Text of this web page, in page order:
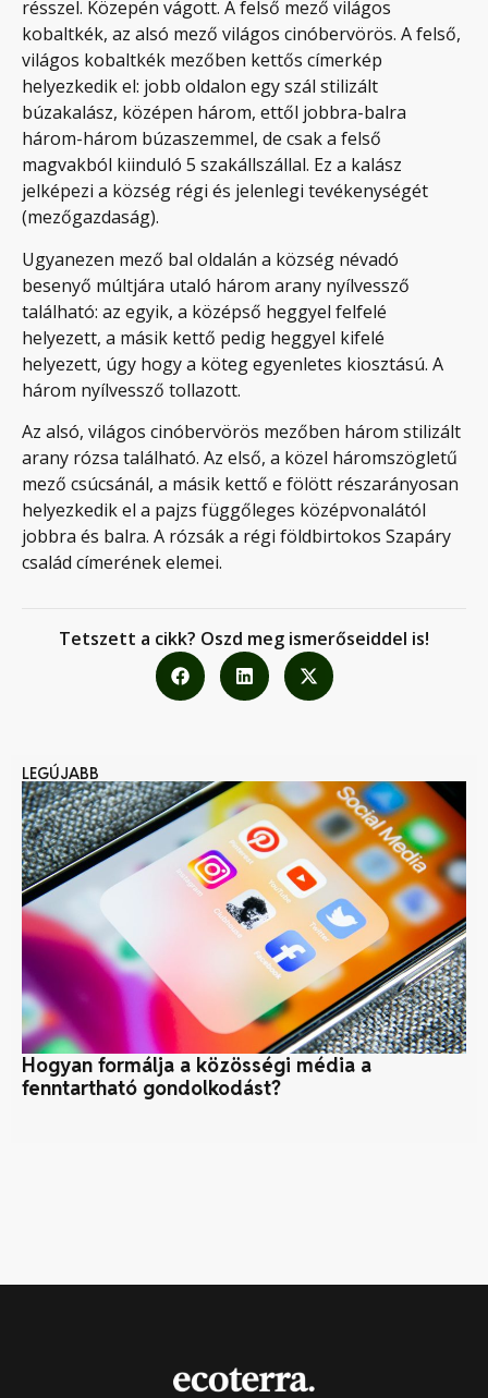
résszel. Közepén vágott. A felső mező világos
kobaltkék, az alsó mező világos cinóbervörös. A felső,
világos kobaltkék mezőben kettős címerkép
helyezkedik el: jobb oldalon egy szál stilizált
búzakalász, középen három, ettől jobbra-balra
három-három búzaszemmel, de csak a felső
magvakból kiinduló 5 szakállszállal. Ez a kalász
jelképezi a község régi és jelenlegi tevékenységét
(mezőgazdaság).
Ugyanezen mező bal oldalán a község névadó
besenyő múltjára utaló három arany nyílvessző
található: az egyik, a középső heggyel felfelé
helyezett, a másik kettő pedig heggyel kifelé
helyezett, úgy hogy a köteg egyenletes kiosztású. A
három nyílvessző tollazott.
Az alsó, világos cinóbervörös mezőben három stilizált
arany rózsa található. Az első, a közel háromszögletű
mező csúcsánál, a másik kettő e fölött részarányosan
helyezkedik el a pajzs függőleges középvonalától
jobbra és balra. A rózsák a régi földbirtokos Szapáry
család címerének elemei.
Tetszett a cikk? Oszd meg ismerőseiddel is!
LEGÚJABB
Hogyan formálja a közösségi média a
fenntartható gondolkodást?